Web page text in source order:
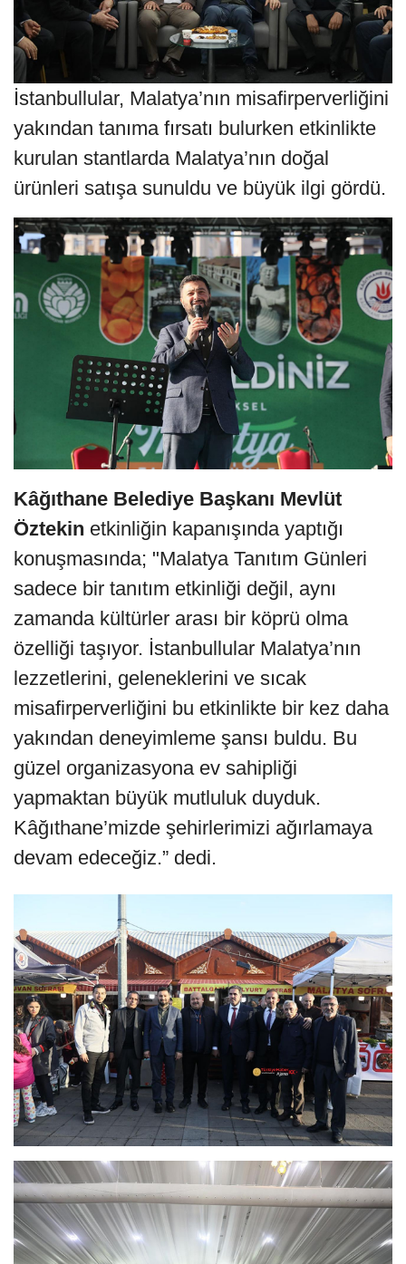
İstanbullular, Malatya’nın misafirperverliğini
yakından tanıma fırsatı bulurken etkinlikte
kurulan stantlarda Malatya’nın doğal
ürünleri satışa sunuldu ve büyük ilgi gördü.
Kâğıthane Belediye Başkanı Mevlüt
Öztekin etkinliğin kapanışında yaptığı
konuşmasında; "Malatya Tanıtım Günleri
sadece bir tanıtım etkinliği değil, aynı
zamanda kültürler arası bir köprü olma
özelliği taşıyor. İstanbullular Malatya’nın
lezzetlerini, geleneklerini ve sıcak
misafirperverliğini bu etkinlikte bir kez daha
yakından deneyimleme şansı buldu. Bu
güzel organizasyona ev sahipliği
yapmaktan büyük mutluluk duyduk.
Kâğıthane’mizde şehirlerimizi ağırlamaya
devam edeceğiz.” dedi.